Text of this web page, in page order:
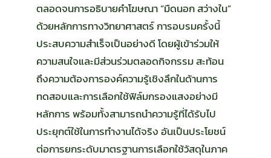
ตลอดจนการอธิบายคำโฆษณา “มืดนอก สว่างใน”
ด้วยหลักการทางวิทยาศาสตร์ การอบรมครั้งนี้
ประสบความสำเร็จเป็นอย่างดี โดยผู้เข้าร่วมให้
ความสนใจและมีส่วนร่วมตลอดกิจกรรม สะท้อน
ถึงความต้องการองค์ความรู้เชิงลึกในด้านการ
ทดสอบและการเลือกใช้ฟิล์มกรองแสงอย่างมี
หลักการ พร้อมทั้งสามารถนำความรู้ที่ได้รับไป
ประยุกต์ใช้ในการทำงานได้จริง อันเป็นประโยชน์
ต่อการยกระดับมาตรฐานการเลือกใช้วัสดุในภาค